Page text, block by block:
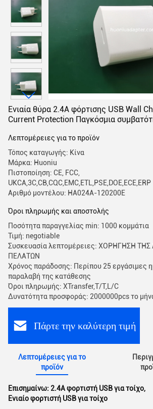
Ενιαία θύρα 2.4A φόρτισης USB Wall
Current Protection Παγκόσμια
Λεπτομέρειες για το προϊόν
Τόπος καταγωγής: Κίνα
Μάρκα: Huoniu
Πιστοποίηση: CE, FCC,
UKCA,3C,CB,CQC,EMC,ETL,PSE,DOE,ECE,ERP
Αριθμό μοντέλου: HA024A-120200E
Όροι πληρωμής και αποστολής
Ποσότητα παραγγελίας min: 1000 κομμάτια
Τιμή: negotiable
Συσκευασία λεπτομέρειες: ΧΟΡΗΓΗΣΗ
ΠΕΛΑΤΩΝ
Χρόνος παράδοσης: Περίπου 25 εργάσιμες
παραλαβή της κατάθεσης
Όροι πληρωμής: XTransfer,T/T,L/C
Δυνατότητα προσφοράς: 2000000pcs το
Πάρτε την καλύτερη τιμή
Λεπτομέρειες για το
προϊόν
Επισημαίνω: 2.4Α φορτιστή USB για τοίχο,
Ενιαίο φορτιστή USB για τοίχο